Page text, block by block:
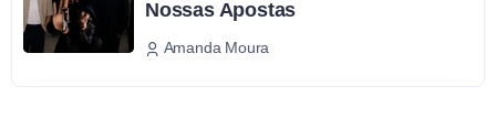
Nossas Apostas
Amanda Moura